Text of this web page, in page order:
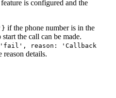
is configured and the
if the phone number is in the
the call can be made.
reason: 'Callback
details.